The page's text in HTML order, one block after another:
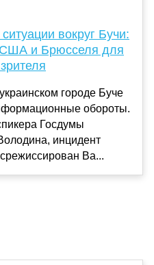
вокруг Бучи:
США и Брюсселя для
городе Буче
обороты.
Госдумы
инцидент
Ва...